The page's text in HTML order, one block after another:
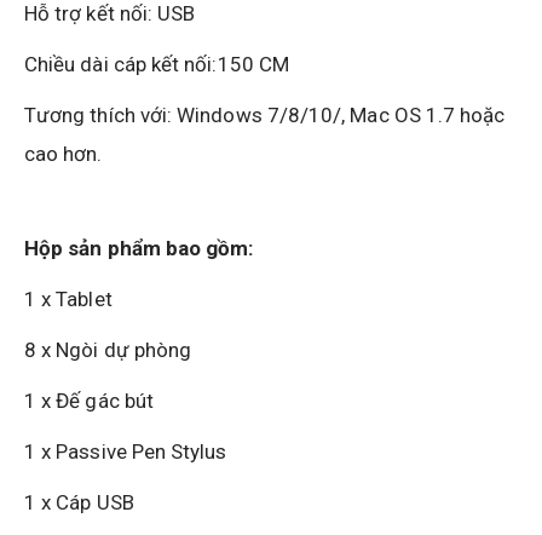
Hỗ trợ kết nối: USB
Chiều dài cáp kết nối:150 CM
Tương thích với: Windows 7/8/10/, Mac OS 1.7 hoặc
cao hơn.
Hộp sản phẩm bao gồm:
1 x Tablet
8 x Ngòi dự phòng
1 x Đế gác bút
1 x Passive Pen Stylus
1 x Cáp USB